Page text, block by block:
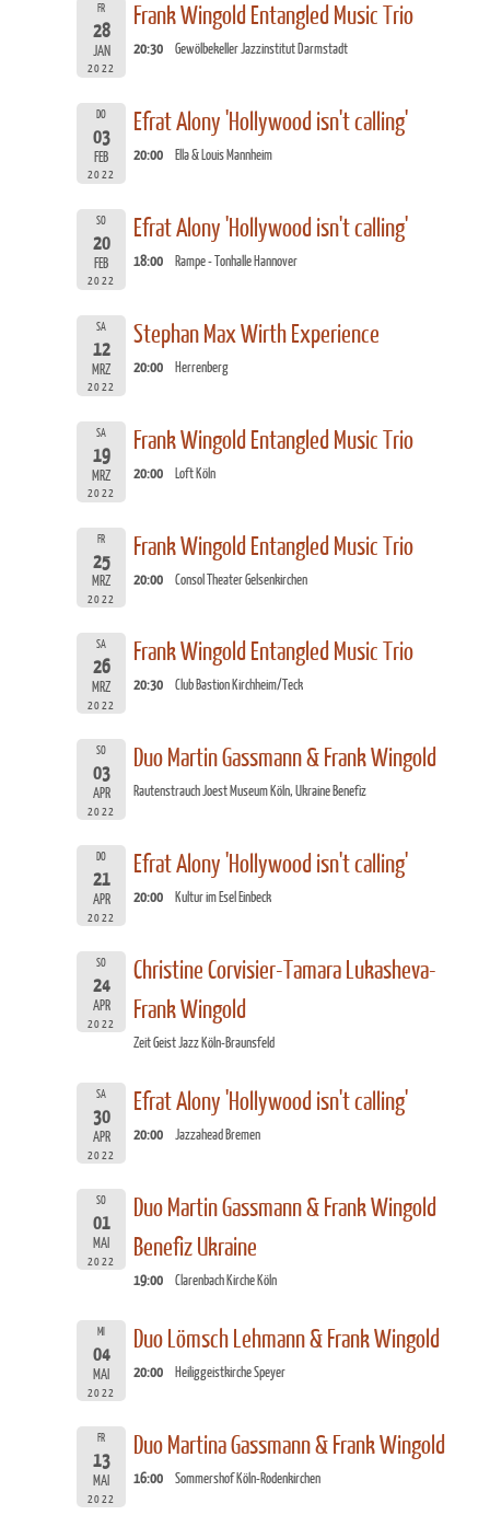
FR
28
JAN
2022
Frank Wingold Entangled Music Trio
20:30 Gewölbekeller Jazzinstitut Darmstadt
DO
03
FEB
2022
Efrat Alony 'Hollywood isn't calling'
20:00 Ella & Louis Mannheim
SO
20
FEB
2022
Efrat Alony 'Hollywood isn't calling'
18:00 Rampe - Tonhalle Hannover
SA
12
MRZ
2022
Stephan Max Wirth Experience
20:00 Herrenberg
SA
19
MRZ
2022
Frank Wingold Entangled Music Trio
20:00 Loft Köln
FR
25
MRZ
2022
Frank Wingold Entangled Music Trio
20:00 Consol Theater Gelsenkirchen
SA
26
MRZ
2022
Frank Wingold Entangled Music Trio
20:30 Club Bastion Kirchheim/Teck
SO
03
APR
2022
Duo Martin Gassmann & Frank Wingold
Rautenstrauch Joest Museum Köln, Ukraine Benefiz
DO
21
APR
2022
Efrat Alony 'Hollywood isn't calling'
20:00 Kultur im Esel Einbeck
SO
24
APR
2022
Christine Corvisier-Tamara Lukasheva-
Frank Wingold
Zeit Geist Jazz Köln-Braunsfeld
SA
30
APR
2022
Efrat Alony 'Hollywood isn't calling'
20:00 Jazzahead Bremen
SO
01
MAI
2022
Duo Martin Gassmann & Frank Wingold
Benefiz Ukraine
19:00 Clarenbach Kirche Köln
MI
04
MAI
2022
Duo Lömsch Lehmann & Frank Wingold
20:00 Heiliggeistkirche Speyer
FR
13
MAI
2022
Duo Martina Gassmann & Frank Wingold
16:00 Sommershof Köln-Rodenkirchen